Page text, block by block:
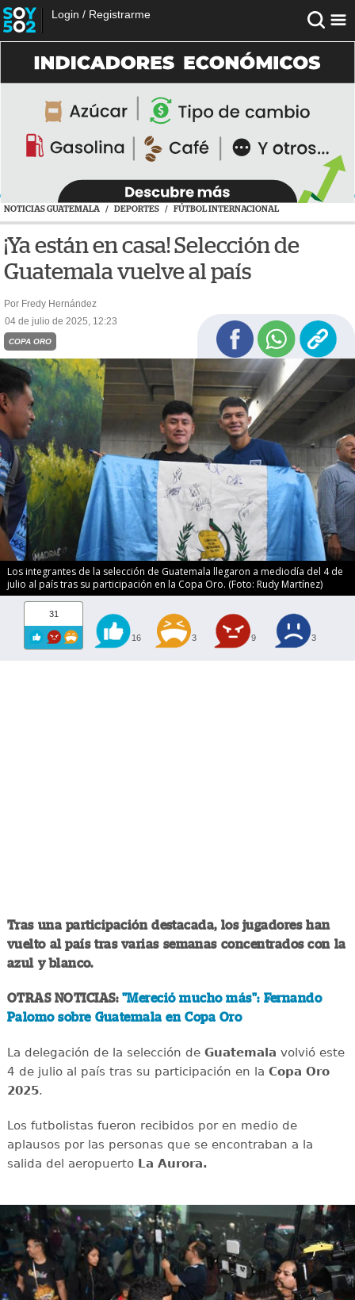
Login / Registrarme
NOTICIAS GUATEMALA / DEPORTES / FÚTBOL INTERNACIONAL
¡Ya están en casa! Selección de
Guatemala vuelve al país
Por Fredy Hernández
04 de julio de 2025, 12:23
COPA ORO
Los integrantes de la selección de Guatemala llegaron a mediodía del 4 de
julio al país tras su participación en la Copa Oro. (Foto: Rudy Martínez)
31
16 3 9 3
Tras una participación destacada, los jugadores han
vuelto al país tras varias semanas concentrados con la
azul y blanco.
OTRAS NOTICIAS: "Mereció mucho más": Fernando
Palomo sobre Guatemala en Copa Oro
La delegación de la selección de Guatemala volvió este
4 de julio al país tras su participación en la Copa Oro
2025.
Los futbolistas fueron recibidos por en medio de
aplausos por las personas que se encontraban a la
salida del aeropuertoLa Aurora.